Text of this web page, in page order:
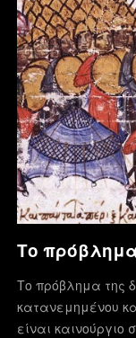
Το
Το πρόβλημα της
κατανεμημένου
είναι καινούργιο